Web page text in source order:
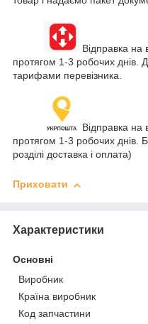
Відправка на
протягом 1-3 робочих днів.
тарифами перевізника.
Відправка на
протягом 1-3 робочих днів.
розділі доставка і оплата)
Приховати
Характеристики
Основні
Виробник
Країна виробник
Код запчастини